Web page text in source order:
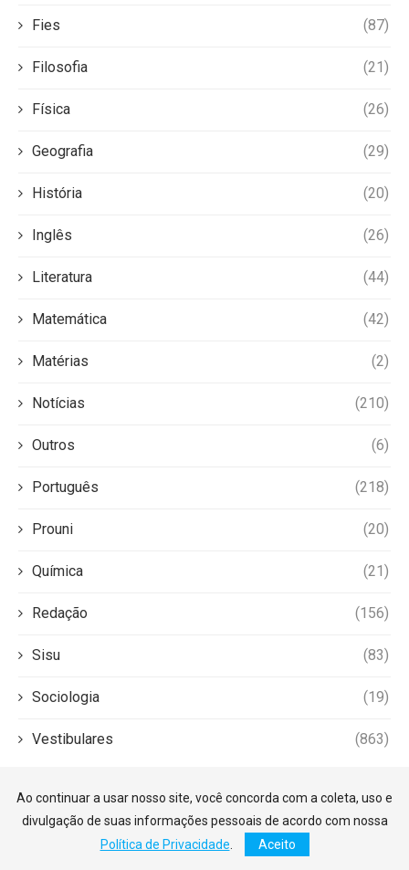
Fies (87)
Filosofia (21)
Física (26)
Geografia (29)
História (20)
Inglês (26)
Literatura (44)
Matemática (42)
Matérias (2)
Notícias (210)
Outros (6)
Português (218)
Prouni (20)
Química (21)
Redação (156)
Sisu (83)
Sociologia (19)
Vestibulares (863)
©2026 — Foco Enem. Todos os direitos reservados.
Ao continuar a usar nosso site, você concorda com a coleta, uso e
divulgação de suas informações pessoais de acordo com nossa
Política de Privacidade
Aceito